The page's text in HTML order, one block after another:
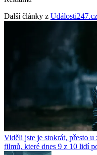
Další články z Události247.cz
Viděli jste je stokrát, přesto u
filmů, které dnes 9 z 10 lidí